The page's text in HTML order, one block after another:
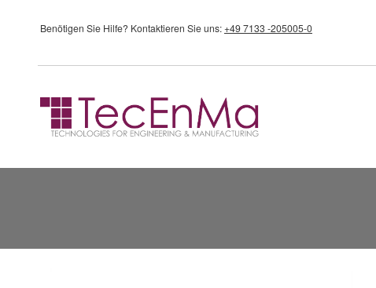
Benötigen Sie Hilfe? Kontaktieren Sie uns:+49 7133 -205005-0